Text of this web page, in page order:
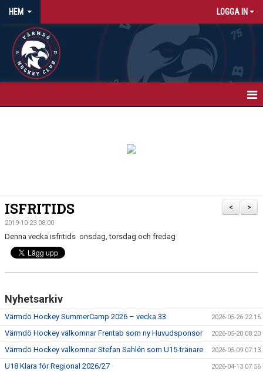
HEM LOGGA IN
ISTIDER
OM KLUBBEN
HISTORIA
DOKUMENT
MEDLEMSINFO
KONTAKT
>
<
ISFRITIDS
2019-10-23 08:00
Denna vecka isfritids onsdag, torsdag och fredag
Nyhetsarkiv
Värmdö Hockey SummerCamp 2026 – vecka 33 2026-05-26 22:15
Värmdö Hockey välkomnar Frentab som ny Huvudsponsor 2026-05-20 08:20
Värmdö Hockey välkomnar Stefan Sahlén som U15-tränare 2026-05-09 07:13
U18 Klara för Regional 2026/27 2026-04-13 07:56